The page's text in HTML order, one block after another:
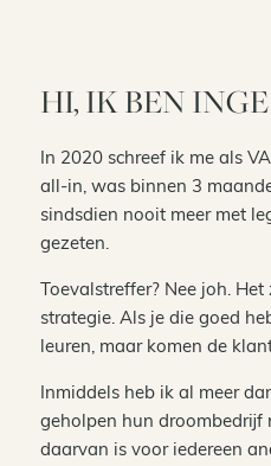
HI, IK BEN INGE
In 2020 schreef ik me als
all-in, was binnen 3
sindsdien nooit meer met
gezeten.
Toevalstreffer? Nee joh.
strategie. Als je die goed
leuren, maar komen de
Inmiddels heb ik al meer
geholpen hun droombedrijf
daarvan is voor iedereen